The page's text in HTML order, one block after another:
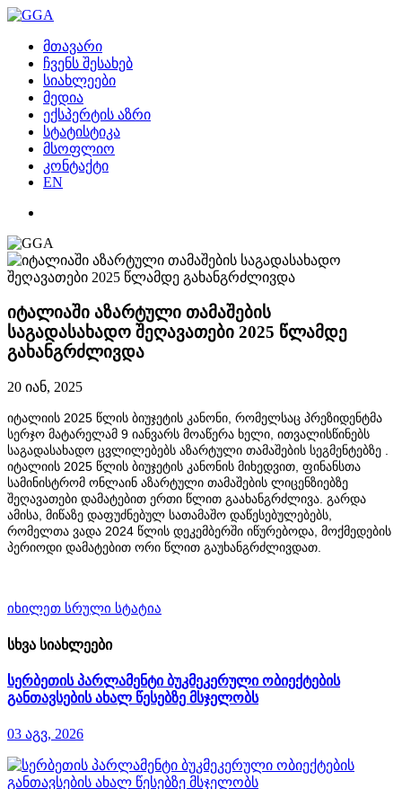
მთავარი
ჩვენს შესახებ
სიახლეები
მედია
ექსპერტის აზრი
სტატისტიკა
მსოფლიო
კონტაქტი
EN
იტალიაში აზარტული თამაშების
საგადასახადო შეღავათები 2025 წლამდე
გახანგრძლივდა
20 იან, 2025
იტალიის 2025 წლის ბიუჯეტის კანონი, რომელსაც პრეზიდენტმა
სერჯო მატარელამ 9 იანვარს მოაწერა ხელი, ითვალისწინებს
საგადასახადო ცვლილებებს აზარტული თამაშების სეგმენტებზე .
იტალიის 2025 წლის ბიუჯეტის კანონის მიხედვით, ფინანსთა
სამინისტრომ ონლაინ აზარტული თამაშების ლიცენზიებზე
შეღავათები დამატებით ერთი წლით გაახანგრძლივა. გარდა
ამისა, მიწაზე დაფუძნებულ სათამაშო დაწესებულებებს,
რომელთა ვადა 2024 წლის დეკემბერში იწურებოდა, მოქმედების
პერიოდი დამატებით ორი წლით გაუხანგრძლივდათ.
იხილეთ სრული სტატია
სხვა სიახლეები
სერბეთის პარლამენტი ბუკმეკერული ობიექტების
განთავსების ახალ წესებზე მსჯელობს
03 აგვ, 2026